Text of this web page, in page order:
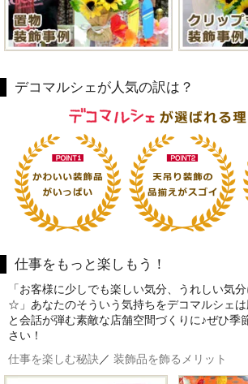
デコマルシェが人気の訳は？
仕事をもっと楽しもう！
「お客様に少しでも楽しい気分、うれしい気
☆」あなたのそういう気持ちをデコマルシェ
と会話が弾む素敵な店舗空間づくりに♪ぜひ季
さい！
仕事を楽しむ秘訣／ 装飾品を飾るメリット